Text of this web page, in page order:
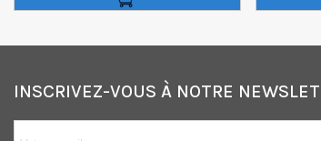
INSCRIVEZ-VOUS À NOTRE
10€ OFFERTS sur